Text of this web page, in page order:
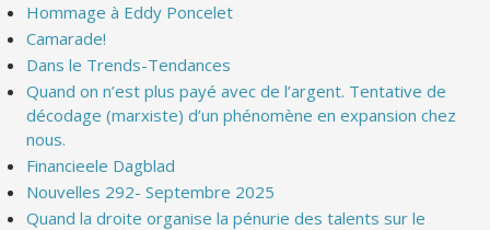
Hommage à Eddy Poncelet
Camarade!
Dans le Trends-Tendances
Quand on n’est plus payé avec de l’argent. Tentative de
décodage (marxiste) d’un phénomène en expansion chez
nous.
Financieele Dagblad
Nouvelles 292- Septembre 2025
Quand la droite organise la pénurie des talents sur le